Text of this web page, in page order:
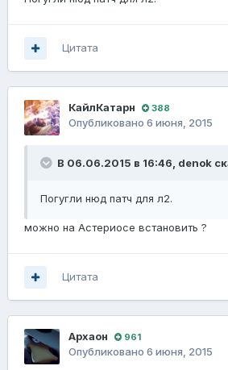
Цитата
КайлКатарн 388
Опубликовано 6 июня, 2015
В 06.06.2015 в 16:46, denok
Погугли нюд патч для л2.
можно на Астериосе встановить ?
Цитата
Архаон 961
Опубликовано 6 июня, 2015